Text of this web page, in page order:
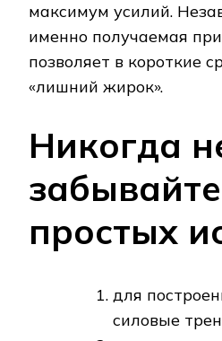
максимум усилий.
именно получаемая при
позволяет в короткие
«лишний жирок».
Никогда
простых
для
силовые